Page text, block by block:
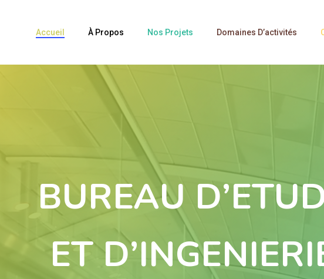
Accueil À Propos Nos Projets Domaines D’activités
BUREAU
ET